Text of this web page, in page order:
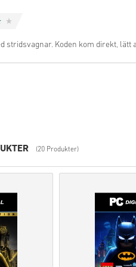
stridsvagnar. Koden kom direkt, lätt
(20 Produkter)